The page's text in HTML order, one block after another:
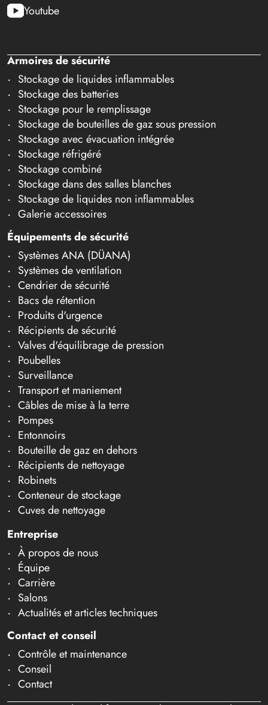
Youtube
Armoires de sécurité
Stockage de liquides inflammables
Stockage des batteries
Stockage pour le remplissage
Stockage de bouteilles de gaz sous pression
Stockage avec évacuation intégrée
Stockage réfrigéré
Stockage combiné
Stockage dans des salles blanches
Stockage de liquides non inflammables
Galerie accessoires
Équipements de sécurité
Systèmes ANA (DÜANA)
Systèmes de ventilation
Cendrier de sécurité
Bacs de rétention
Produits d'urgence
Récipients de sécurité
Valves d'équilibrage de pression
Poubelles
Surveillance
Transport et maniement
Câbles de mise à la terre
Pompes
Entonnoirs
Bouteille de gaz en dehors
Récipients de nettoyage
Robinets
Conteneur de stockage
Cuves de nettoyage
Entreprise
À propos de nous
Équipe
Carrière
Salons
Actualités et articles techniques
Contact et conseil
Contrôle et maintenance
Conseil
Contact